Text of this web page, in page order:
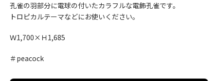
孔雀の羽部分に電球の付いたカラフルな電飾孔雀です。
トロピカルテーマなどにお使いください。
Ｗ1,700×Ｈ1,685
＃peacock